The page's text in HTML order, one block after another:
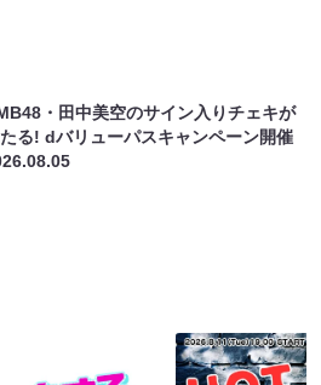
・田中美空のサイン入りチェキが
る! dバリューパスキャンペーン開催